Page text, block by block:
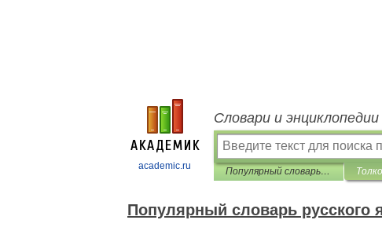
academic.ru
Словари и
Популярный словарь русского языка
Популярный словарь русского